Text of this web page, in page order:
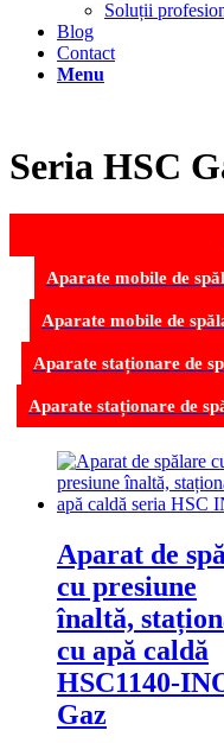
Soluții
Blog
Contact
Menu
Seria HSC
Aparate mobile de
Aparate mobile de
Aparate staționare de
Aparate staționare de
Aparat de
cu presiune
înaltă,
cu apă caldă
HSC1140-
Gaz